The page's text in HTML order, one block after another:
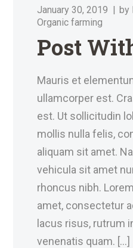
January 30, 2019 by
Organic farming
Post
Mauris et
ullamcorper est.
est. Ut sollicitudin
mollis nulla felis,
aliquam sit amet.
vehicula sit amet
rhoncus nibh.
amet, consectetur
lacus risus, rutrum
venenatis quam. […]